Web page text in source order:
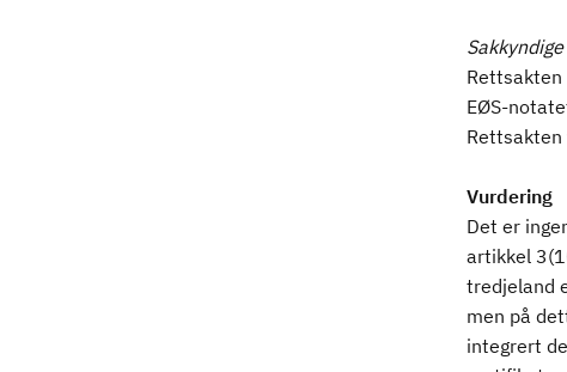
EØS-
Rettsakten
Vurdering
Det er
artikkel
tredjeland
men på
integrert